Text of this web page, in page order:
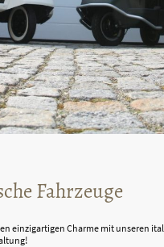
Fahrzeuge
einzigartigen Charme mit unseren